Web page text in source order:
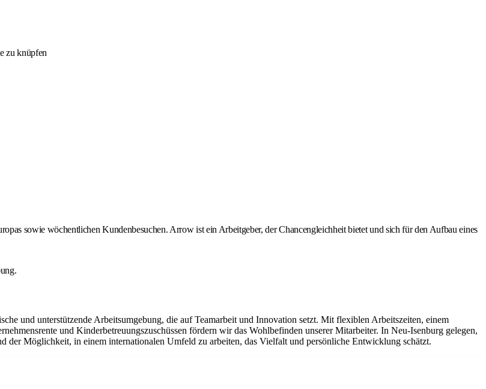
zu knüpfen
sowie wöchentlichen Kundenbesuchen. Arrow ist ein Arbeitgeber, der Chancengleichheit bietet und sich für den Aufbau eines
und unterstützende Arbeitsumgebung, die auf Teamarbeit und Innovation setzt. Mit flexiblen Arbeitszeiten, einem
und Kinderbetreuungszuschüssen fördern wir das Wohlbefinden unserer Mitarbeiter. In Neu-Isenburg gelegen,
der Möglichkeit, in einem internationalen Umfeld zu arbeiten, das Vielfalt und persönliche Entwicklung schätzt.